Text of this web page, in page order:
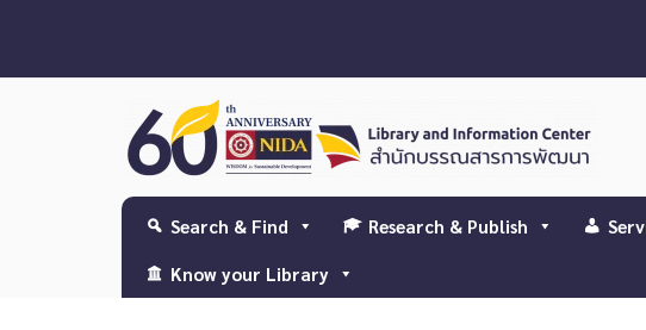
Search & Find Research & Publish
Know your Library